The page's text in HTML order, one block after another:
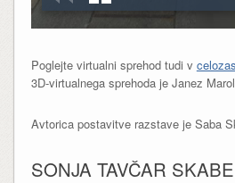
Poglejte virtualni sprehod tudi v
3D-virtualnega sprehoda je Janez
Avtorica postavitve razstave je Saba
SONJA TAVČAR